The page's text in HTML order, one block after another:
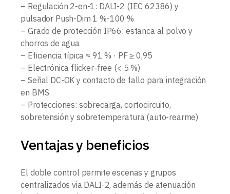
– Regulación 2-en-1: DALI-2 (IEC 62386) y
pulsador Push-Dim 1 %-100 %
– Grado de protección IP66: estanca al polvo y
chorros de agua
– Eficiencia típica ≈ 91 % · PF ≥ 0,95
– Electrónica flicker-free (< 5 %)
– Señal DC-OK y contacto de fallo para integración
en BMS
– Protecciones: sobrecarga, cortocircuito,
sobretensión y sobretemperatura (auto-rearme)
Ventajas y beneficios
El doble control permite escenas y grupos
centralizados via DALI-2, además de atenuación